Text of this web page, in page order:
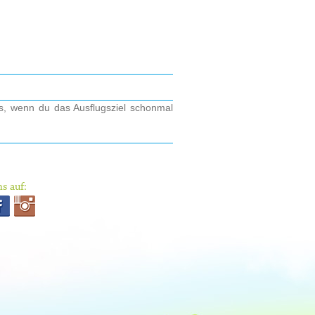
wenn du das Ausflugsziel schonmal
auf: